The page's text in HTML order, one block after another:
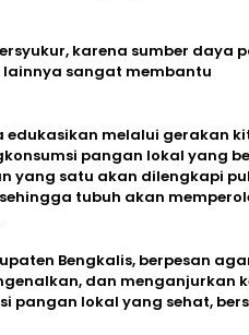
karena sumber daya
sangat membantu
edukasikan melalui gerakan
pangan lokal yang
yang satu akan dilengkapi
tubuh akan
Bengkalis, berpesan
dan menganjurkan
pangan lokal yang sehat,